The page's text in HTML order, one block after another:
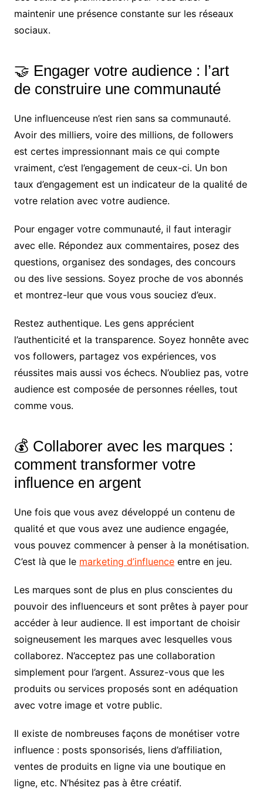
maintenir une présence constante sur les réseaux
sociaux.
🤝 Engager votre audience : l’art
de construire une communauté
Une influenceuse n’est rien sans sa communauté.
Avoir des milliers, voire des millions, de followers
est certes impressionnant mais ce qui compte
vraiment, c’est l’engagement de ceux-ci. Un bon
taux d’engagement est un indicateur de la qualité de
votre relation avec votre audience.
Pour engager votre communauté, il faut interagir
avec elle. Répondez aux commentaires, posez des
questions, organisez des sondages, des concours
ou des live sessions. Soyez proche de vos abonnés
et montrez-leur que vous vous souciez d’eux.
Restez authentique. Les gens apprécient
l’authenticité et la transparence. Soyez honnête avec
vos followers, partagez vos expériences, vos
réussites mais aussi vos échecs. N’oubliez pas, votre
audience est composée de personnes réelles, tout
comme vous.
💰 Collaborer avec les marques :
comment transformer votre
influence en argent
Une fois que vous avez développé un contenu de
qualité et que vous avez une audience engagée,
vous pouvez commencer à penser à la monétisation.
C’est là que le marketing d’influenceentre en jeu.
Les marques sont de plus en plus conscientes du
pouvoir des influenceurs et sont prêtes à payer pour
accéder à leur audience. Il est important de choisir
soigneusement les marques avec lesquelles vous
collaborez. N’acceptez pas une collaboration
simplement pour l’argent. Assurez-vous que les
produits ou services proposés sont en adéquation
avec votre image et votre public.
Il existe de nombreuses façons de monétiser votre
influence : posts sponsorisés, liens d’affiliation,
ventes de produits en ligne via une boutique en
ligne, etc. N’hésitez pas à être créatif.